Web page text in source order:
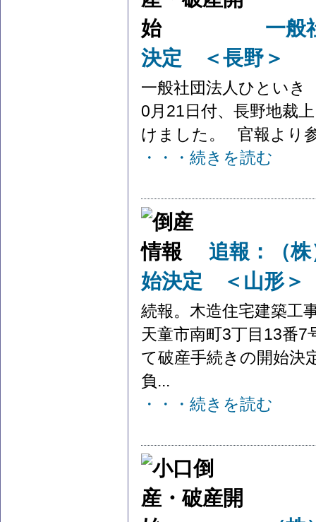
一般
決定 ＜長野＞
一般社団法人ひといき
0月21日付、長野地裁
けました。 官報より
・・・続きを読む
追報：（
始決定 ＜山形＞
続報。木造住宅建築工
天童市南町3丁目13番
て破産手続きの開始決
負...
・・・続きを読む